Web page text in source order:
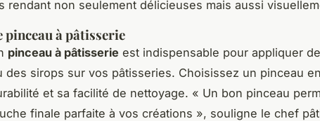
rendant non seulement délicieuses mais aussi
pinceau à pâtisserie
pinceau à pâtisserie est indispensable pour appliquer
des sirops sur vos pâtisseries. Choisissez un pinceau
et sa facilité de nettoyage. « Un bon pinceau
finale parfaite à vos créations », souligne le chef